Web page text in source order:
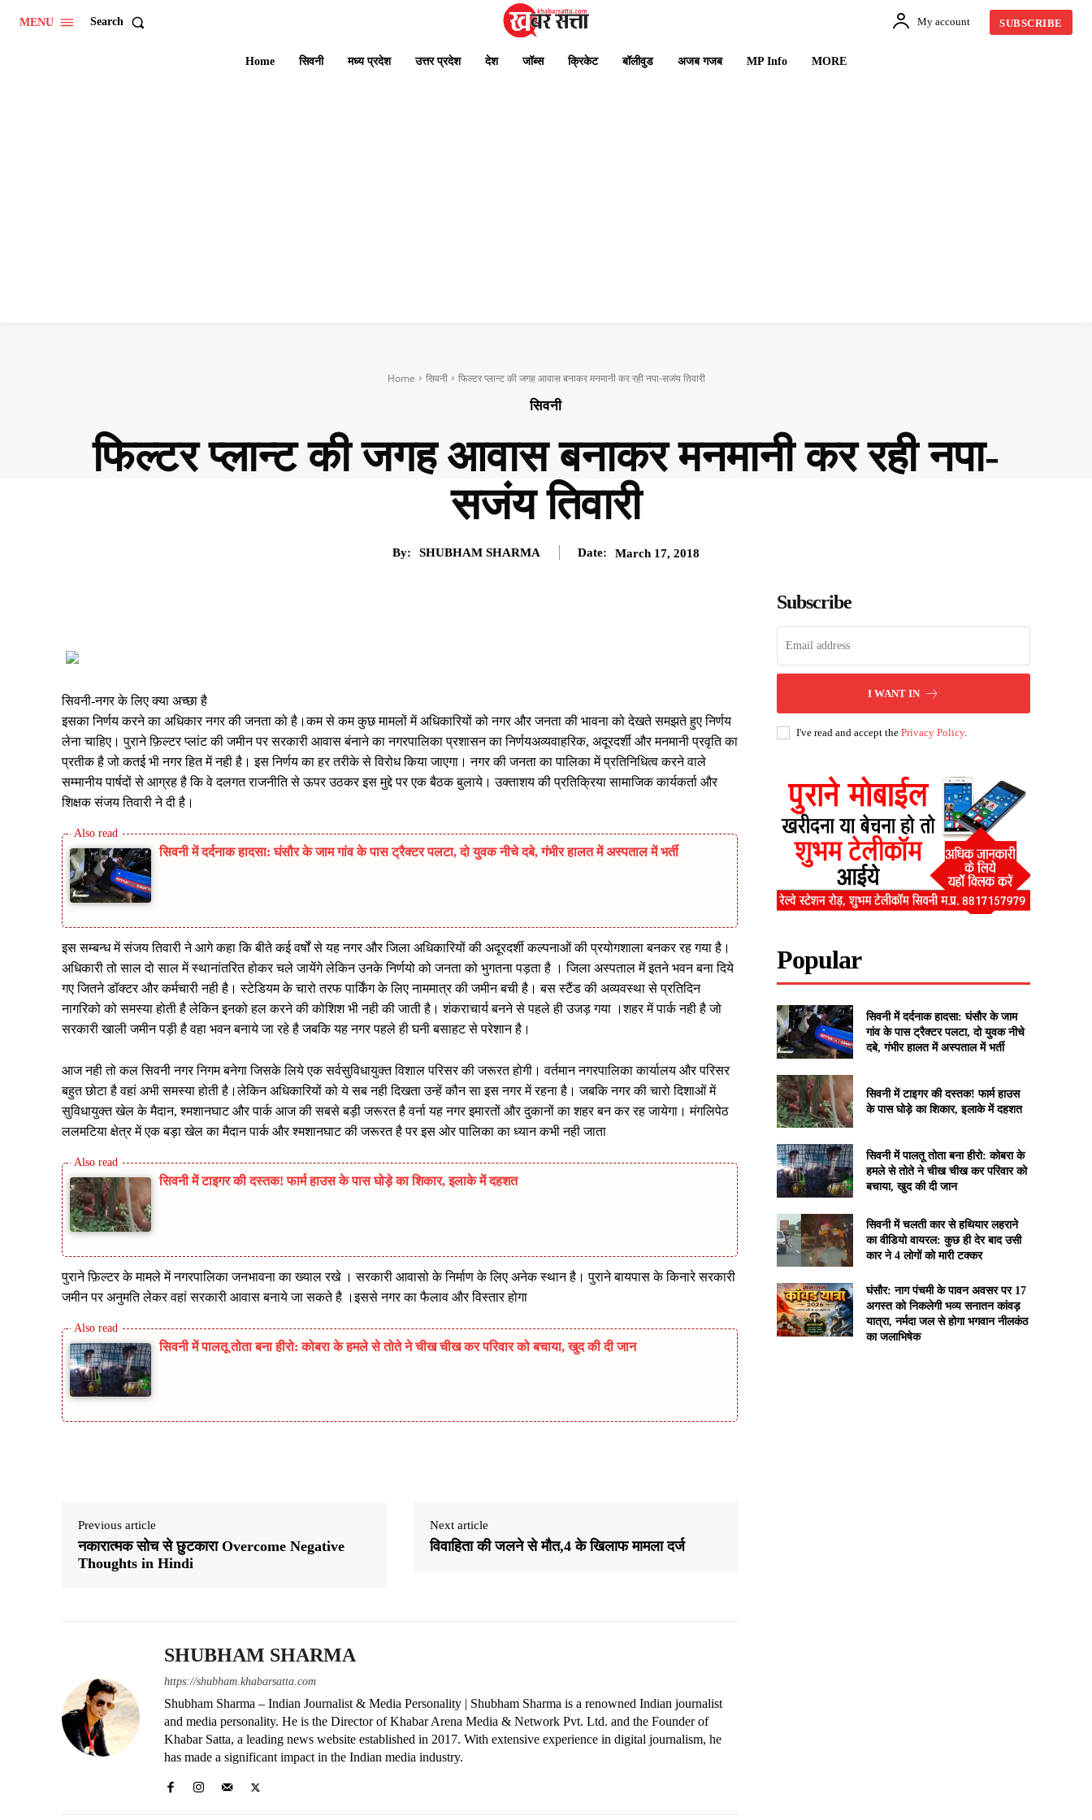
MENU Search My account SUBSCRIBE
Home सिवनी मध्य प्रदेश उत्तर प्रदेश देश जॉब्स क्रिकेट बॉलीवुड अजब गजब MP Info MORE
Home सिवनी फिल्टर प्लान्ट की जगह आवास बनाकर मनमानी कर रही नपा-सजंय तिवारी
सिवनी
फिल्टर प्लान्ट की जगह आवास बनाकर मनमानी कर रही नपा-
सजंय तिवारी
By: SHUBHAM SHARMA Date: March 17, 2018
सिवनी-नगर के लिए क्या अच्छा है
इसका निर्णय करने का अधिकार नगर की जनता को है।कम से कम कुछ मामलों में अधिकारियों को नगर और जनता की भावना को देखते समझते हुए निर्णय
लेना चाहिए। पुराने फ़िल्टर प्लांट की जमीन पर सरकारी आवास बंनाने का नगरपालिका प्रशासन का निर्णयअव्यवाहरिक, अदूरदर्शी और मनमानी प्रवृति का
प्रतीक है जो कतई भी नगर हित में नही है। इस निर्णय का हर तरीके से विरोध किया जाएगा। नगर की जनता का पालिका में प्रतिनिधित्व करने वाले
सम्मानीय पार्षदों से आग्रह है कि वे दलगत राजनीति से ऊपर उठकर इस मुद्दे पर एक बैठक बुलाये। उक्ताशय की प्रतिक्रिया सामाजिक कार्यकर्ता और
शिक्षक संजय तिवारी ने दी है।
सिवनी में दर्दनाक हादसा: घंसौर के जाम गांव के पास ट्रैक्टर पलटा, दो युवक नीचे दबे, गंभीर हालत में अस्पताल में भर्ती
इस सम्बन्ध में संजय तिवारी ने आगे कहा कि बीते कई वर्षों से यह नगर और जिला अधिकारियों की अदूरदर्शी कल्पनाओं की प्रयोगशाला बनकर रह गया है।
अधिकारी तो साल दो साल में स्थानांतरित होकर चले जायेंगे लेकिन उनके निर्णयो को जनता को भुगतना पड़ता है । जिला अस्पताल में इतने भवन बना दिये
गए जितने डॉक्टर और कर्मचारी नही है। स्टेडियम के चारो तरफ पार्किंग के लिए नाममात्र की जमीन बची है। बस स्टैंड की अव्यवस्था से प्रतिदिन
नागरिको को समस्या होती है लेकिन इनको हल करने की कोशिश भी नही की जाती है। शंकराचार्य बनने से पहले ही उजड़ गया ।शहर में पार्क नही है जो
सरकारी खाली जमीन पड़ी है वहा भवन बनाये जा रहे है जबकि यह नगर पहले ही घनी बसाहट से परेशान है।
आज नही तो कल सिवनी नगर निगम बनेगा जिसके लिये एक सर्वसुविधायुक्त विशाल परिसर की जरूरत होगी। वर्तमान नगरपालिका कार्यालय और परिसर
बहुत छोटा है वहां अभी समस्या होती है।लेकिन अधिकारियों को ये सब नही दिखता उन्हें कौन सा इस नगर में रहना है। जबकि नगर की चारो दिशाओं में
सुविधायुक्त खेल के मैदान, श्मशानघाट और पार्क आज की सबसे बड़ी जरूरत है वर्ना यह नगर इमारतों और दुकानों का शहर बन कर रह जायेगा। मंगलिपेठ
ललमटिया क्षेत्र में एक बड़ा खेल का मैदान पार्क और श्मशानघाट की जरूरत है पर इस ओर पालिका का ध्यान कभी नही जाता
सिवनी में टाइगर की दस्तक! फार्म हाउस के पास घोड़े का शिकार, इलाके में दहशत
पुराने फ़िल्टर के मामले में नगरपालिका जनभावना का ख्याल रखे । सरकारी आवासो के निर्माण के लिए अनेक स्थान है। पुराने बायपास के किनारे सरकारी
जमीन पर अनुमति लेकर वहां सरकारी आवास बनाये जा सकते है ।इससे नगर का फैलाव और विस्तार होगा
सिवनी में पालतू तोता बना हीरो: कोबरा के हमले से तोते ने चीख चीख कर परिवार को बचाया, खुद की दी जान
Previous article
नकारात्मक सोच से छुटकारा Overcome Negative
Thoughts in Hindi
Next article
विवाहिता की जलने से मौत,4 के खिलाफ मामला दर्ज
SHUBHAM SHARMA
https://shubham.khabarsatta.com
Shubham Sharma – Indian Journalist & Media Personality | Shubham Sharma is a renowned Indian journalist
and media personality. He is the Director of Khabar Arena Media & Network Pvt. Ltd. and the Founder of
Khabar Satta, a leading news website established in 2017. With extensive experience in digital journalism, he
has made a significant impact in the Indian media industry.
Subscribe
I WANT IN
I've read and accept thePrivacy Policy.
Popular
सिवनी में दर्दनाक हादसा: घंसौर के जाम
गांव के पास ट्रैक्टर पलटा, दो युवक नीचे
दबे, गंभीर हालत में अस्पताल में भर्ती
सिवनी में टाइगर की दस्तक! फार्म हाउस
के पास घोड़े का शिकार, इलाके में दहशत
सिवनी में पालतू तोता बना हीरो: कोबरा के
हमले से तोते ने चीख चीख कर परिवार को
बचाया, खुद की दी जान
सिवनी में चलती कार से हथियार लहराने
का वीडियो वायरल: कुछ ही देर बाद उसी
कार ने 4 लोगों को मारी टक्कर
घंसौर: नाग पंचमी के पावन अवसर पर 17
अगस्त को निकलेगी भव्य सनातन कांवड़
यात्रा, नर्मदा जल से होगा भगवान नीलकंठ
का जलाभिषेक